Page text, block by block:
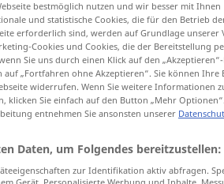
(≈ juramento falso)
bestmöglich nutzen und wir besser mit Ihnen
und statistische Cookies, die für den Betrieb
erforderlich sind, werden auf Grundlage unserer
Cookies und Cookies, die der Bereitstellung
Sie uns durch einen Klick auf den
auf „Fortfahren ohne Akzeptieren“. Sie können Ihre
widerrufen. Wenn Sie weitere Informationen
klicken Sie einfach auf den Button „Mehr Optionen“.
entnehmen Sie ansonsten unserer
Daten, um Folgendes bereitzustellen:
zur Identifikation aktiv abfragen.